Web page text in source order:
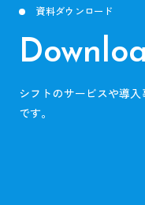
資料ダウンロード
シフトのサービスや導
です。